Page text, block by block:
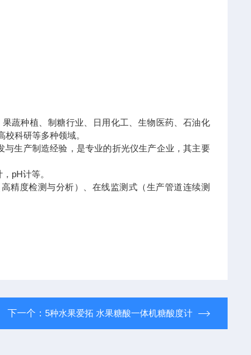
蔬种植、制糖行业、日用化工、生物医药、石油化
科研等多种领域。
生产制造经验，是专业的折光仪生产企业，其主要
pH计等。
精度检测与分析）、在线监测式（生产管道连续测
下一个： 5种水果爱拓 水果糖酸一体机糖酸度计